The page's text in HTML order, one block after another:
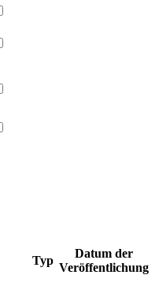
Typ
Datum der
Veröffentlichung